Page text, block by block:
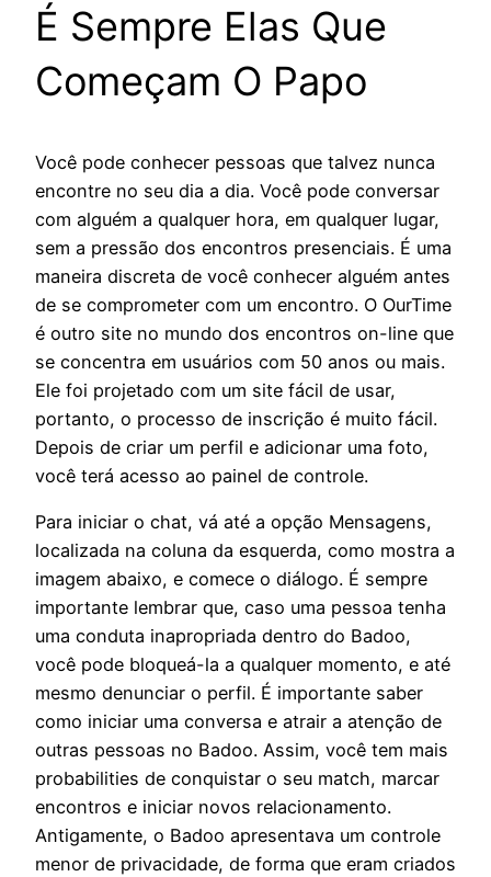
É Sempre Elas Que
Começam O Papo
Você pode conhecer pessoas que talvez nunca
encontre no seu dia a dia. Você pode conversar
com alguém a qualquer hora, em qualquer lugar,
sem a pressão dos encontros presenciais. É uma
maneira discreta de você conhecer alguém antes
de se comprometer com um encontro. O OurTime
é outro site no mundo dos encontros on-line que
se concentra em usuários com 50 anos ou mais.
Ele foi projetado com um site fácil de usar,
portanto, o processo de inscrição é muito fácil.
Depois de criar um perfil e adicionar uma foto,
você terá acesso ao painel de controle.
Para iniciar o chat, vá até a opção Mensagens,
localizada na coluna da esquerda, como mostra a
imagem abaixo, e comece o diálogo. É sempre
importante lembrar que, caso uma pessoa tenha
uma conduta inapropriada dentro do Badoo,
você pode bloqueá-la a qualquer momento, e até
mesmo denunciar o perfil. É importante saber
como iniciar uma conversa e atrair a atenção de
outras pessoas no Badoo. Assim, você tem mais
probabilities de conquistar o seu match, marcar
encontros e iniciar novos relacionamento.
Antigamente, o Badoo apresentava um controle
menor de privacidade, de forma que eram criados